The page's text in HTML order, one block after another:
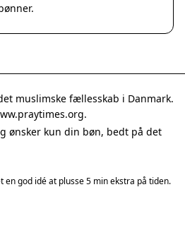
muslimske fællesskab i Danmark.
ønsker kun din bøn, bedt på det
en god idé at plusse 5 min ekstra på tiden.